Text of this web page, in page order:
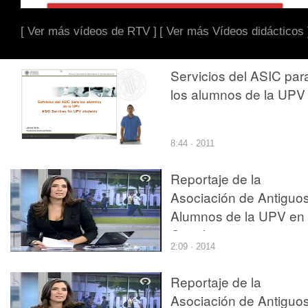
[ Ver más vídeos de RTV ] [ Ver más Vídeos didácticos
Servicios del ASIC
los alumnos de la UPV
8:44 · 2011
Reportaje de la
Asociación de
Alumnos de la UPV en
Canal 9
2:09 · 2014
Reportaje de la
Asociación de